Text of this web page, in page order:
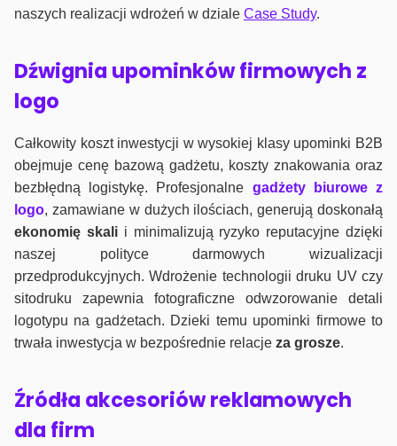
naszych realizacji wdrożeń w dziale Case Study.
Dźwignia upominków firmowych z
logo
Całkowity koszt inwestycji w wysokiej klasy upominki B2B
obejmuje cenę bazową gadżetu, koszty znakowania oraz
bezbłędną logistykę. Profesjonalne gadżety biurowe z
logo, zamawiane w dużych ilościach, generują doskonałą
ekonomię skalii minimalizują ryzyko reputacyjne dzięki
naszej polityce darmowych wizualizacji
przedprodukcyjnych. Wdrożenie technologii druku UV czy
sitodruku zapewnia fotograficzne odwzorowanie detali
logotypu na gadżetach. Dzieki temu upominki firmowe to
trwała inwestycja w bezpośrednie relacje za grosze.
Źródła akcesoriów reklamowych
dla firm